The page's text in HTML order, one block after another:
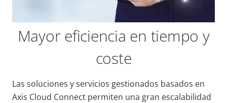
Mayor eficiencia en tiempo y
coste
Las soluciones y servicios gestionados basados en
Axis Cloud Connect permiten una gran escalabilidad